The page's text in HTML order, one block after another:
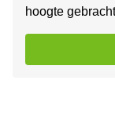
hoogte